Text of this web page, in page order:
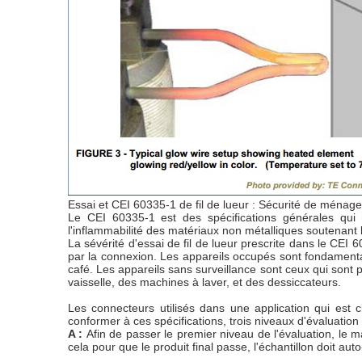
Essai et CEI 60335-1 de fil de lueur : Sécurité de
Le CEI 60335-1 est des spécifications générales
l'inflammabilité des matériaux non métalliques
La sévérité d'essai de fil de lueur prescrite dans le CEI
par la connexion. Les appareils occupés sont
café. Les appareils sans surveillance sont ceux qui
vaisselle, des machines à laver, et des dessiccateurs.
Les connecteurs utilisés dans une application qui
conformer à ces spécifications, trois niveaux
A : Afin de passer le premier niveau de l'évaluation, le
cela pour que le produit final passe, l'échantillon doit